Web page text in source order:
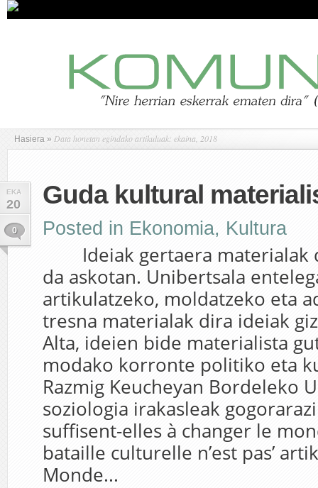
Hasiera » Data honetan egindako artikuluak: ekaina, 2018
EKA
20
0
Guda kultural
Posted in Ekonomia, Kultura
Ideiak gertaera materialak
da askotan. Unibertsala
artikulatzeko, moldatzeko eta
tresna materialak dira ideiak
Alta, ideien bide materialista
modako korronte politiko eta
Razmig Keucheyan Bordeleko
soziologia irakasleak
suffisent-elles à changer le
bataille culturelle n’est pas’
Monde...